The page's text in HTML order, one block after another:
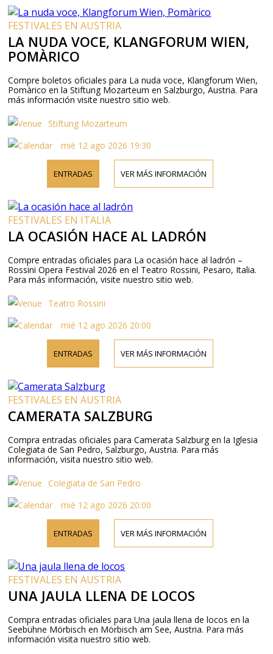
FESTIVALES EN AUSTRIA
LA NUDA VOCE, KLANGFORUM WIEN,
POMÀRICO
Compre boletos oficiales para La nuda voce, Klangforum Wien,
Pomàrico en la Stiftung Mozarteum en Salzburgo, Austria. Para
más información visite nuestro sitio web.
Stiftung Mozarteum
mié 12 ago 2026 19:30
ENTRADAS VER MÁS INFORMACIÓN
FESTIVALES EN ITALIA
LA OCASIÓN HACE AL LADRÓN
Compre entradas oficiales para La ocasión hace al ladrón –
Rossini Opera Festival 2026 en el Teatro Rossini, Pesaro, Italia.
Para más información, visite nuestro sitio web.
Teatro Rossini
mié 12 ago 2026 20:00
ENTRADAS VER MÁS INFORMACIÓN
FESTIVALES EN AUSTRIA
CAMERATA SALZBURG
Compra entradas oficiales para Camerata Salzburg en la Iglesia
Colegiata de San Pedro, Salzburgo, Austria. Para más
información, visita nuestro sitio web.
Colegiata de San Pedro
mié 12 ago 2026 20:00
ENTRADAS VER MÁS INFORMACIÓN
FESTIVALES EN AUSTRIA
UNA JAULA LLENA DE LOCOS
Compra entradas oficiales para Una jaula llena de locos en la
Seebühne Mörbisch en Mörbisch am See, Austria. Para más
información visita nuestro sitio web.